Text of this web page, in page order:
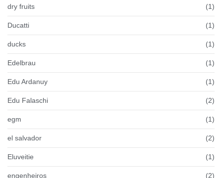
dry fruits (1)
Ducatti (1)
ducks (1)
Edelbrau (1)
Edu Ardanuy (1)
Edu Falaschi (2)
egm (1)
el salvador (2)
Eluveitie (1)
engenheiros (2)